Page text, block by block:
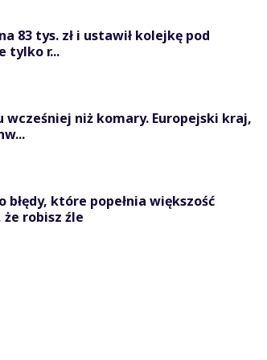
83 tys. zł i ustawił kolejkę pod
tylko r...
wcześniej niż komary. Europejski kraj,
które popełnia większość
robisz źle